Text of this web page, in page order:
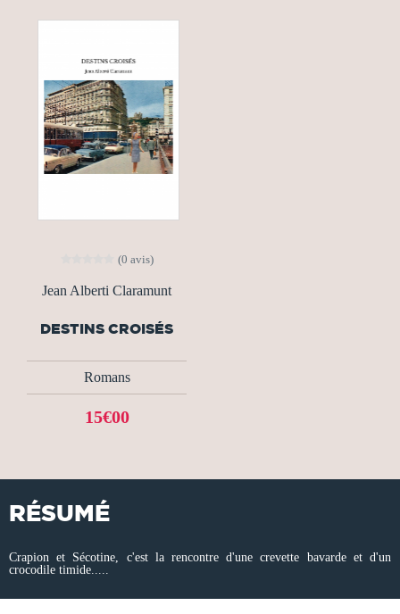
(0 avis)
Jean Alberti Claramunt
DESTINS CROISÉS
Romans
15€00
RÉSUMÉ
Crapion et Sécotine, c'est la rencontre d'une crevette bavarde et d'un
crocodile timide.....